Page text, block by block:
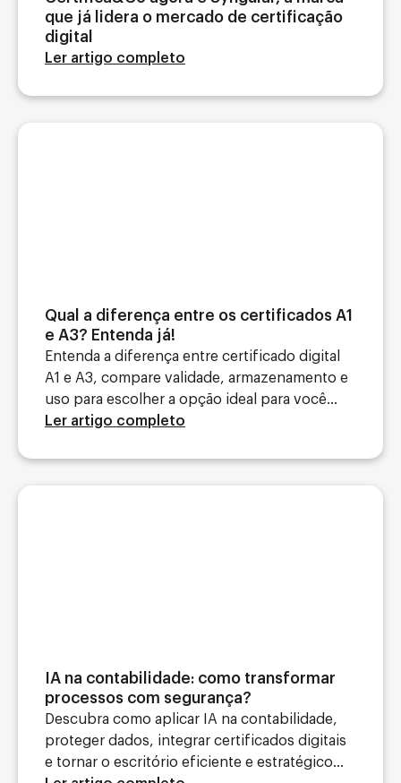
que já lidera o mercado de certificação
digital
Ler artigo completo
Qual a diferença entre os certificados A1
e A3? Entenda já!
Entenda a diferença entre certificado digital
A1 e A3, compare validade, armazenamento e
uso para escolher a opção ideal para você...
Ler artigo completo
IA na contabilidade: como transformar
processos com segurança?
Descubra como aplicar IA na contabilidade,
proteger dados, integrar certificados digitais
e tornar o escritório eficiente e estratégico...